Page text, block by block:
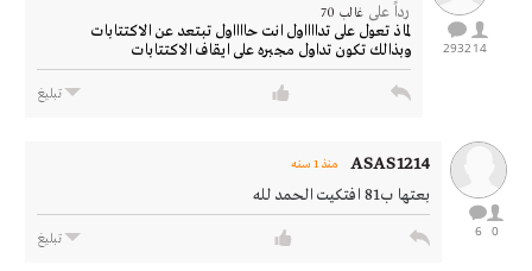
14
2932
رداً على غالب 70
لماذ تعول على تدااااول انت حااااول تبتعد عن الاكتتابات
وبذالك تكون تداول مجبره على ايقاف الاكتتابات
تبليغ
0
6
ASAS1214 منذ 1 سنه
بعتها ب81 افتكيت الحمد لله
تبليغ